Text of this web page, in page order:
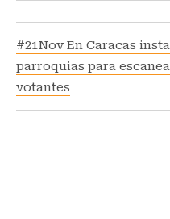
#21Nov En Caracas
parroquias para
votantes